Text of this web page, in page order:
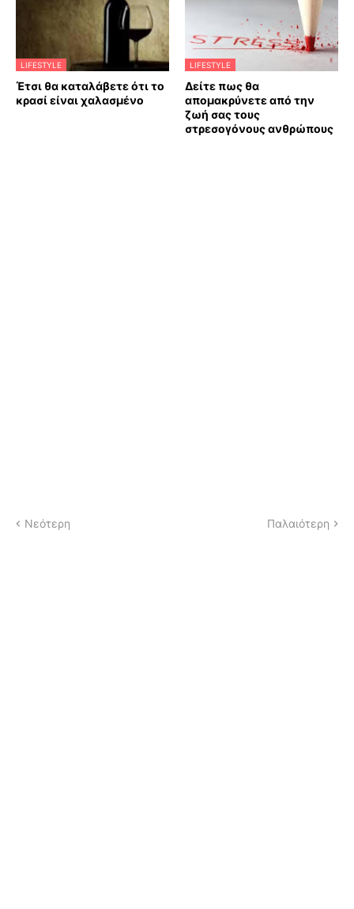
LIFESTYLE
Έτσι θα καταλάβετε ότι το
κρασί είναι χαλασμένο
LIFESTYLE
Δείτε πως θα
απομακρύνετε από την
ζωή σας τους
στρεσογόνους ανθρώπους
Νεότερη Παλαιότερη